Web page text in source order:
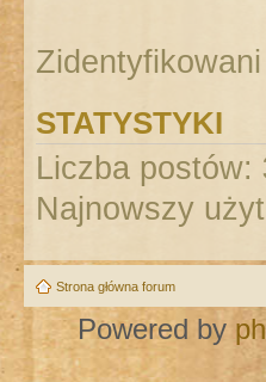
STATYSTYKI
Liczba postów:
Najnowszy
Strona główna forum
Powered by